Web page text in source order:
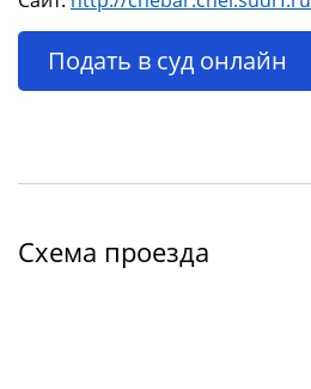
Подать в суд онлайн
Схема проезда